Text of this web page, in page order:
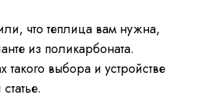
что теплица вам нужна,
из поликарбоната.
выбора и устройстве